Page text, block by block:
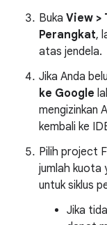
Buka View >
Perangkat,
atas jendela.
Jika Anda
ke Google
mengizinkan
kembali ke
Pilih project
jumlah kuota
untuk siklus
Jika